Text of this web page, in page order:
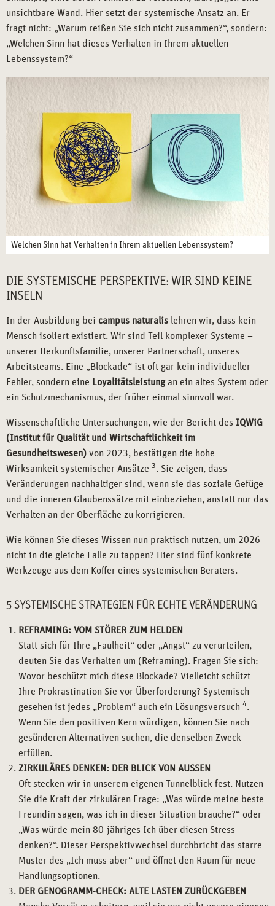
unsichtbare Wand. Hier setzt der systemische Ansatz an. Er
fragt nicht: „Warum reißen Sie sich nicht zusammen?“, sondern:
„Welchen Sinn hat dieses Verhalten in Ihrem aktuellen
Lebenssystem?“
Welchen Sinn hat Verhalten in Ihrem aktuellen Lebenssystem?
DIE SYSTEMISCHE PERSPEKTIVE: WIR SIND KEINE
INSELN
In der Ausbildung bei campus naturalis lehren wir, dass kein
Mensch isoliert existiert. Wir sind Teil komplexer Systeme –
unserer Herkunftsfamilie, unserer Partnerschaft, unseres
Arbeitsteams. Eine „Blockade“ ist oft gar kein individueller
Fehler, sondern eine Loyalitätsleistungan ein altes System oder
ein Schutzmechanismus, der früher einmal sinnvoll war.
Wissenschaftliche Untersuchungen, wie der Bericht des IQWiG
(Institut für Qualität und Wirtschaftlichkeit im
Gesundheitswesen) von 2023, bestätigen die hohe
Wirksamkeit systemischer Ansätze 3. Sie zeigen, dass
Veränderungen nachhaltiger sind, wenn sie das soziale Gefüge
und die inneren Glaubenssätze mit einbeziehen, anstatt nur das
Verhalten an der Oberfläche zu korrigieren.
Wie können Sie dieses Wissen nun praktisch nutzen, um 2026
nicht in die gleiche Falle zu tappen? Hier sind fünf konkrete
Werkzeuge aus dem Koffer eines systemischen Beraters.
5 SYSTEMISCHE STRATEGIEN FÜR ECHTE VERÄNDERUNG
REFRAMING: VOM STÖRER ZUM HELDEN
Statt sich für Ihre „Faulheit“ oder „Angst“ zu verurteilen,
deuten Sie das Verhalten um (Reframing). Fragen Sie sich:
Wovor beschützt mich diese Blockade? Vielleicht schützt
Ihre Prokrastination Sie vor Überforderung? Systemisch
gesehen ist jedes „Problem“ auch ein Lösungsversuch 4.
Wenn Sie den positiven Kern würdigen, können Sie nach
gesünderen Alternativen suchen, die denselben Zweck
erfüllen.
ZIRKULÄRES DENKEN: DER BLICK VON AUSSEN
Oft stecken wir in unserem eigenen Tunnelblick fest. Nutzen
Sie die Kraft der zirkulären Frage: „Was würde meine beste
Freundin sagen, was ich in dieser Situation brauche?“ oder
„Was würde mein 80-jähriges Ich über diesen Stress
denken?“. Dieser Perspektivwechsel durchbricht das starre
Muster des „Ich muss aber“ und öffnet den Raum für neue
Handlungsoptionen.
DER GENOGRAMM-CHECK: ALTE LASTEN ZURÜCKGEBEN